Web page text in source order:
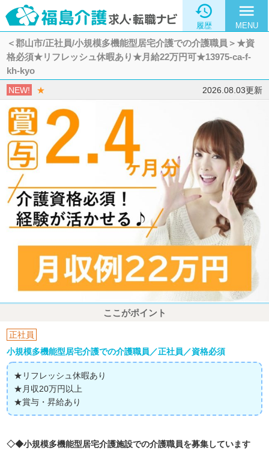

履歴
menu
MENU
＜郡山市/正社員/小規模多機能型居宅介護での介護職員＞★資
格必須★リフレッシュ休暇あり★月給22万円可★13975-ca-f-
kh-kyo
NEW! ★ 2026.08.03更新
ここがポイント
正社員
小規模多機能型居宅介護での介護職員／正社員／資格必須
★リフレッシュ休暇あり
★月収20万円以上
★賞与・昇給あり
◇◆小規模多機能型居宅介護施設での介護職員を募集しています